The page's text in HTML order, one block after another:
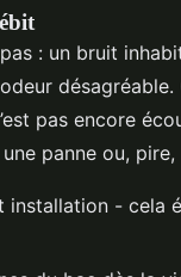
: un bruit
pas encore
panne ou,
installation -